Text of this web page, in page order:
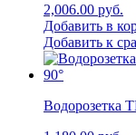
2,006.00 руб.
Добавить в
Добавить к
Водорозетка